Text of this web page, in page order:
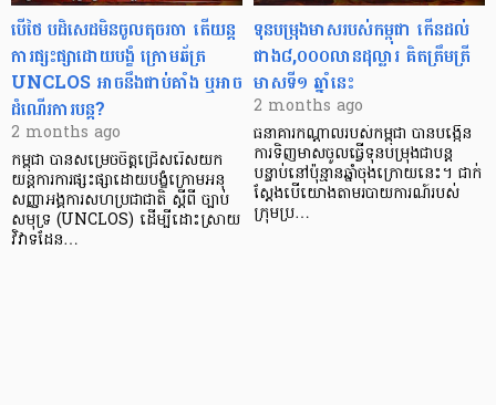
បើថៃ បដិសេដមិនចូលតុចរចា តើយន្ត
ការផ្សះផ្សាដោយបង្ខំ ក្រោមឆ័ត្រ
UNCLOS អាចនឹងជាប់គាំង ឬអាច
ដំណើរការបន្ត?
2 months ago
កម្ពុជា បានសម្រេចចិត្តជ្រើសរើសយក
យន្តការការផ្សះផ្សាដោយបង្ខំក្រោមអនុ
សញ្ញាអង្គការសហប្រជាជាតិ ស្តីពី ច្បាប់
សមុទ្រ (UNCLOS) ដើម្បីដោះស្រាយ
វិវាទដែន…
ទុនបម្រុងមាសរបស់កម្ពុជា កើនដល់
ជាង៨,០០០លានដុល្លារ គិតត្រឹមត្រី
មាសទី១ ឆ្នាំនេះ
2 months ago
ធនាគារកណ្តាលរបស់កម្ពុជា បានបង្កើន
ការទិញមាសចូលធ្វើទុនបម្រុងជាបន្ត
បន្ទាប់នៅប៉ុន្មានឆ្នាំចុងក្រោយនេះ។ ជាក់
ស្តែងបើយោងតាមរបាយការណ៍របស់
ក្រុមប្រ…